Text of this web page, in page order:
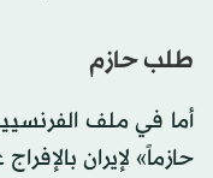
طلب حازم
أما في ملف
حازماً» لإيران